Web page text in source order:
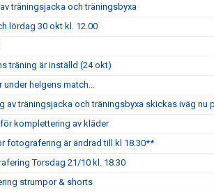
träningsjacka och träningsbyxa
lördag 30 okt kl. 12.00
träning är inställd (24 okt)
under helgens match...
av träningsjacka och träningsbyxa skickas iväg nu
komplettering av kläder
fotografering är ändrad till kl 18.30**
Torsdag 21/10 kl. 18.30
strumpor & shorts